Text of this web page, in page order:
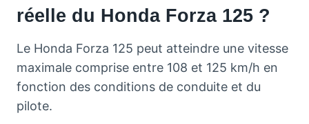
réelle du Honda Forza 125 ?
Le Honda Forza 125 peut atteindre une vitesse
maximale comprise entre 108 et 125 km/h en
fonction des conditions de conduite et du
pilote.